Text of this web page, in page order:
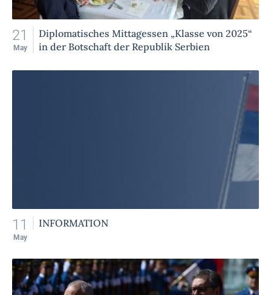
21
May
Diplomatisches Mittagessen „Klasse von 2025“
in der Botschaft der Republik Serbien
11
May
INFORMATION